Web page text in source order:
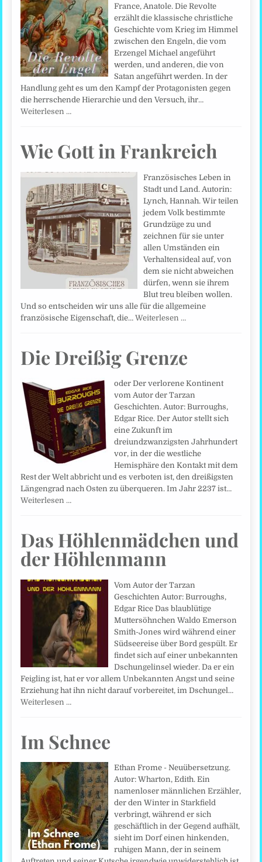
France, Anatole. Die Revolte
erzählt die klassische christliche
Geschichte vom Krieg im Himmel
zwischen den Engeln, die vom
Erzengel Michael angeführt
werden, und anderen, die von
Satan angeführt werden. In der
Handlung geht es um den Kampf der Protagonisten gegen
die herrschende Hierarchie und den Versuch, ihr…
Weiterlesen …
Wie Gott in Frankreich
Französisches Leben in
Stadt und Land. Autorin:
Lynch, Hannah. Wir teilen
jedem Volk bestimmte
Grundzüge zu und
zeichnen für sie unter
allen Umständen ein
Verhaltensideal auf, von
dem sie nicht abweichen
dürfen, wenn sie ihrem
Blut treu bleiben wollen.
Und so entscheiden wir uns alle für die allgemeine
französische Eigenschaft, die…Weiterlesen …
Die Dreißig Grenze
oder Der verlorene Kontinent
vom Autor der Tarzan
Geschichten. Autor: Burroughs,
Edgar Rice. Der Autor stellt sich
eine Zukunft im
dreiundzwanzigsten Jahrhundert
vor, in der die westliche
Hemisphäre den Kontakt mit dem
Rest der Welt abbricht und es verboten ist, den dreißigsten
Längengrad nach Osten zu überqueren. Im Jahr 2237 ist…
Weiterlesen …
Das Höhlenmädchen und
der Höhlenmann
Vom Autor der Tarzan
Geschichten Autor: Burroughs,
Edgar Rice Das blaublütige
Muttersöhnchen Waldo Emerson
Smith-Jones wird während einer
Südseereise über Bord gespült. Er
findet sich auf einer unbekannten
Dschungelinsel wieder. Da er ein
Feigling ist, hat er vor allem Unbekannten Angst und seine
Erziehung hat ihn nicht darauf vorbereitet, im Dschungel…
Weiterlesen …
Im Schnee
Ethan Frome - Neuübersetzung.
Autor: Wharton, Edith. Ein
namenloser männlichen Erzähler,
der den Winter in Starkfield
verbringt, während er sich
geschäftlich in der Gegend aufhält,
sieht im Dorf einen hinkenden,
ruhigen Mann, der in seinem